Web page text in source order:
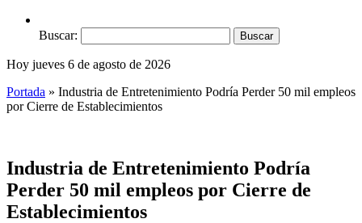
Buscar:
Hoy jueves 6 de agosto de 2026
Portada » Industria de Entretenimiento Podría Perder 50 mil empleos
por Cierre de Establecimientos
Industria de Entretenimiento Podría
Perder 50 mil empleos por Cierre de
Establecimientos